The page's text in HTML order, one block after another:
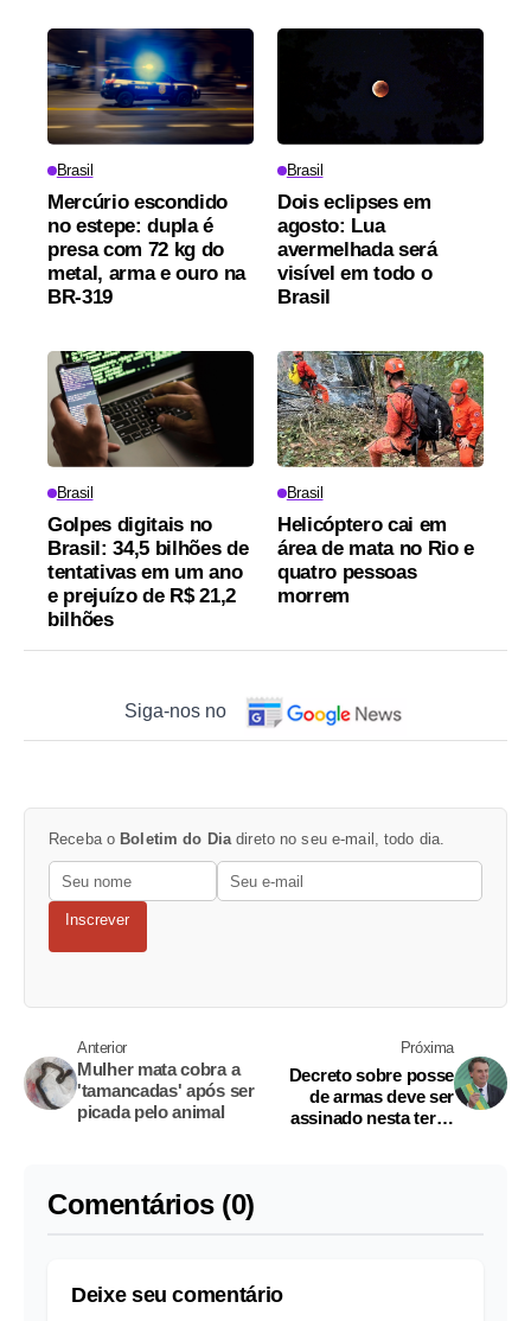
Brasil
Mercúrio escondido
no estepe: dupla é
presa com 72 kg do
metal, arma e ouro na
BR-319
Brasil
Dois eclipses em
agosto: Lua
avermelhada será
visível em todo o
Brasil
Brasil
Golpes digitais no
Brasil: 34,5 bilhões de
tentativas em um ano
e prejuízo de R$ 21,2
bilhões
Brasil
Helicóptero cai em
área de mata no Rio e
quatro pessoas
morrem
Siga-nos no
Receba o Boletim do Dia direto no seu e-mail, todo dia.
Inscrever
Anterior
Mulher mata cobra a
'tamancadas' após ser
picada pelo animal
Próxima
Decreto sobre posse
de armas deve ser
assinado nesta terça
Comentários (0)
Deixe seu comentário